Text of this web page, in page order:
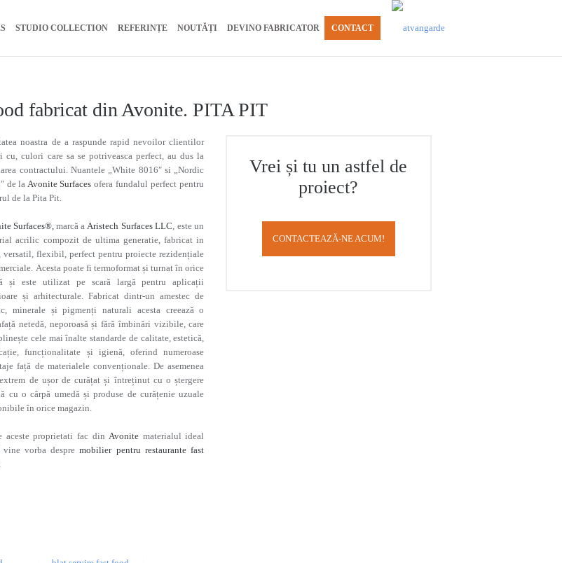
STUDIO COLLECTION REFERINȚE NOUTĂȚI DEVINO FABRICATOR CONTACT
fabricat din Avonite. PITA PIT
noastra de a raspunde rapid nevoilor clientilor
cu, culori care sa se potriveasca perfect, au dus la
contractului. Nuantele „White 8016″ si „Nordic
de laAvonite Surfaces ofera fundalul perfect pentru
de la Pita Pit.
Surfaces®, marcă aAristech Surfaces LLC, este un
acrilic compozit de ultima generatie, fabricat in
versatil, flexibil, perfect pentru proiecte rezidențiale
Acesta poate fi termoformat și turnat în orice
și este utilizat pe scară largă pentru aplicații
și arhitecturale. Fabricat dintr-un amestec de
minerale și pigmenți naturali acesta creează o
netedă, neporoasă și fără îmbinări vizibile, care
cele mai înalte standarde de calitate, estetică,
funcționalitate și igienă, oferind numeroase
față de materialele convenționale. De asemenea
de ușor de curățat și întreținut cu o ștergere
cu o cârpă umedă și produse de curățenie uzuale
în orice magazin.
aceste proprietati fac dinAvonite materialul ideal
vine vorba despremobilier pentru restaurante fast
Vrei și tu un astfel de
proiect?
CONTACTEAZĂ-NE ACUM!